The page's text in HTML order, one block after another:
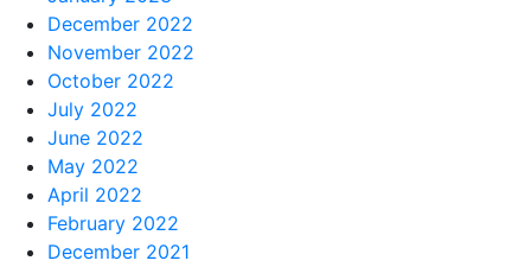
December 2022
November 2022
October 2022
July 2022
June 2022
May 2022
April 2022
February 2022
December 2021